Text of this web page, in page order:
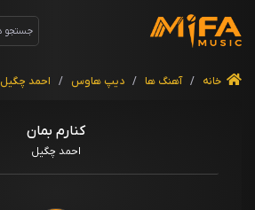
خانه / آهنگ ها / دیپ هاوس / احمد چگیل
کنارم بمان
احمد چگیل